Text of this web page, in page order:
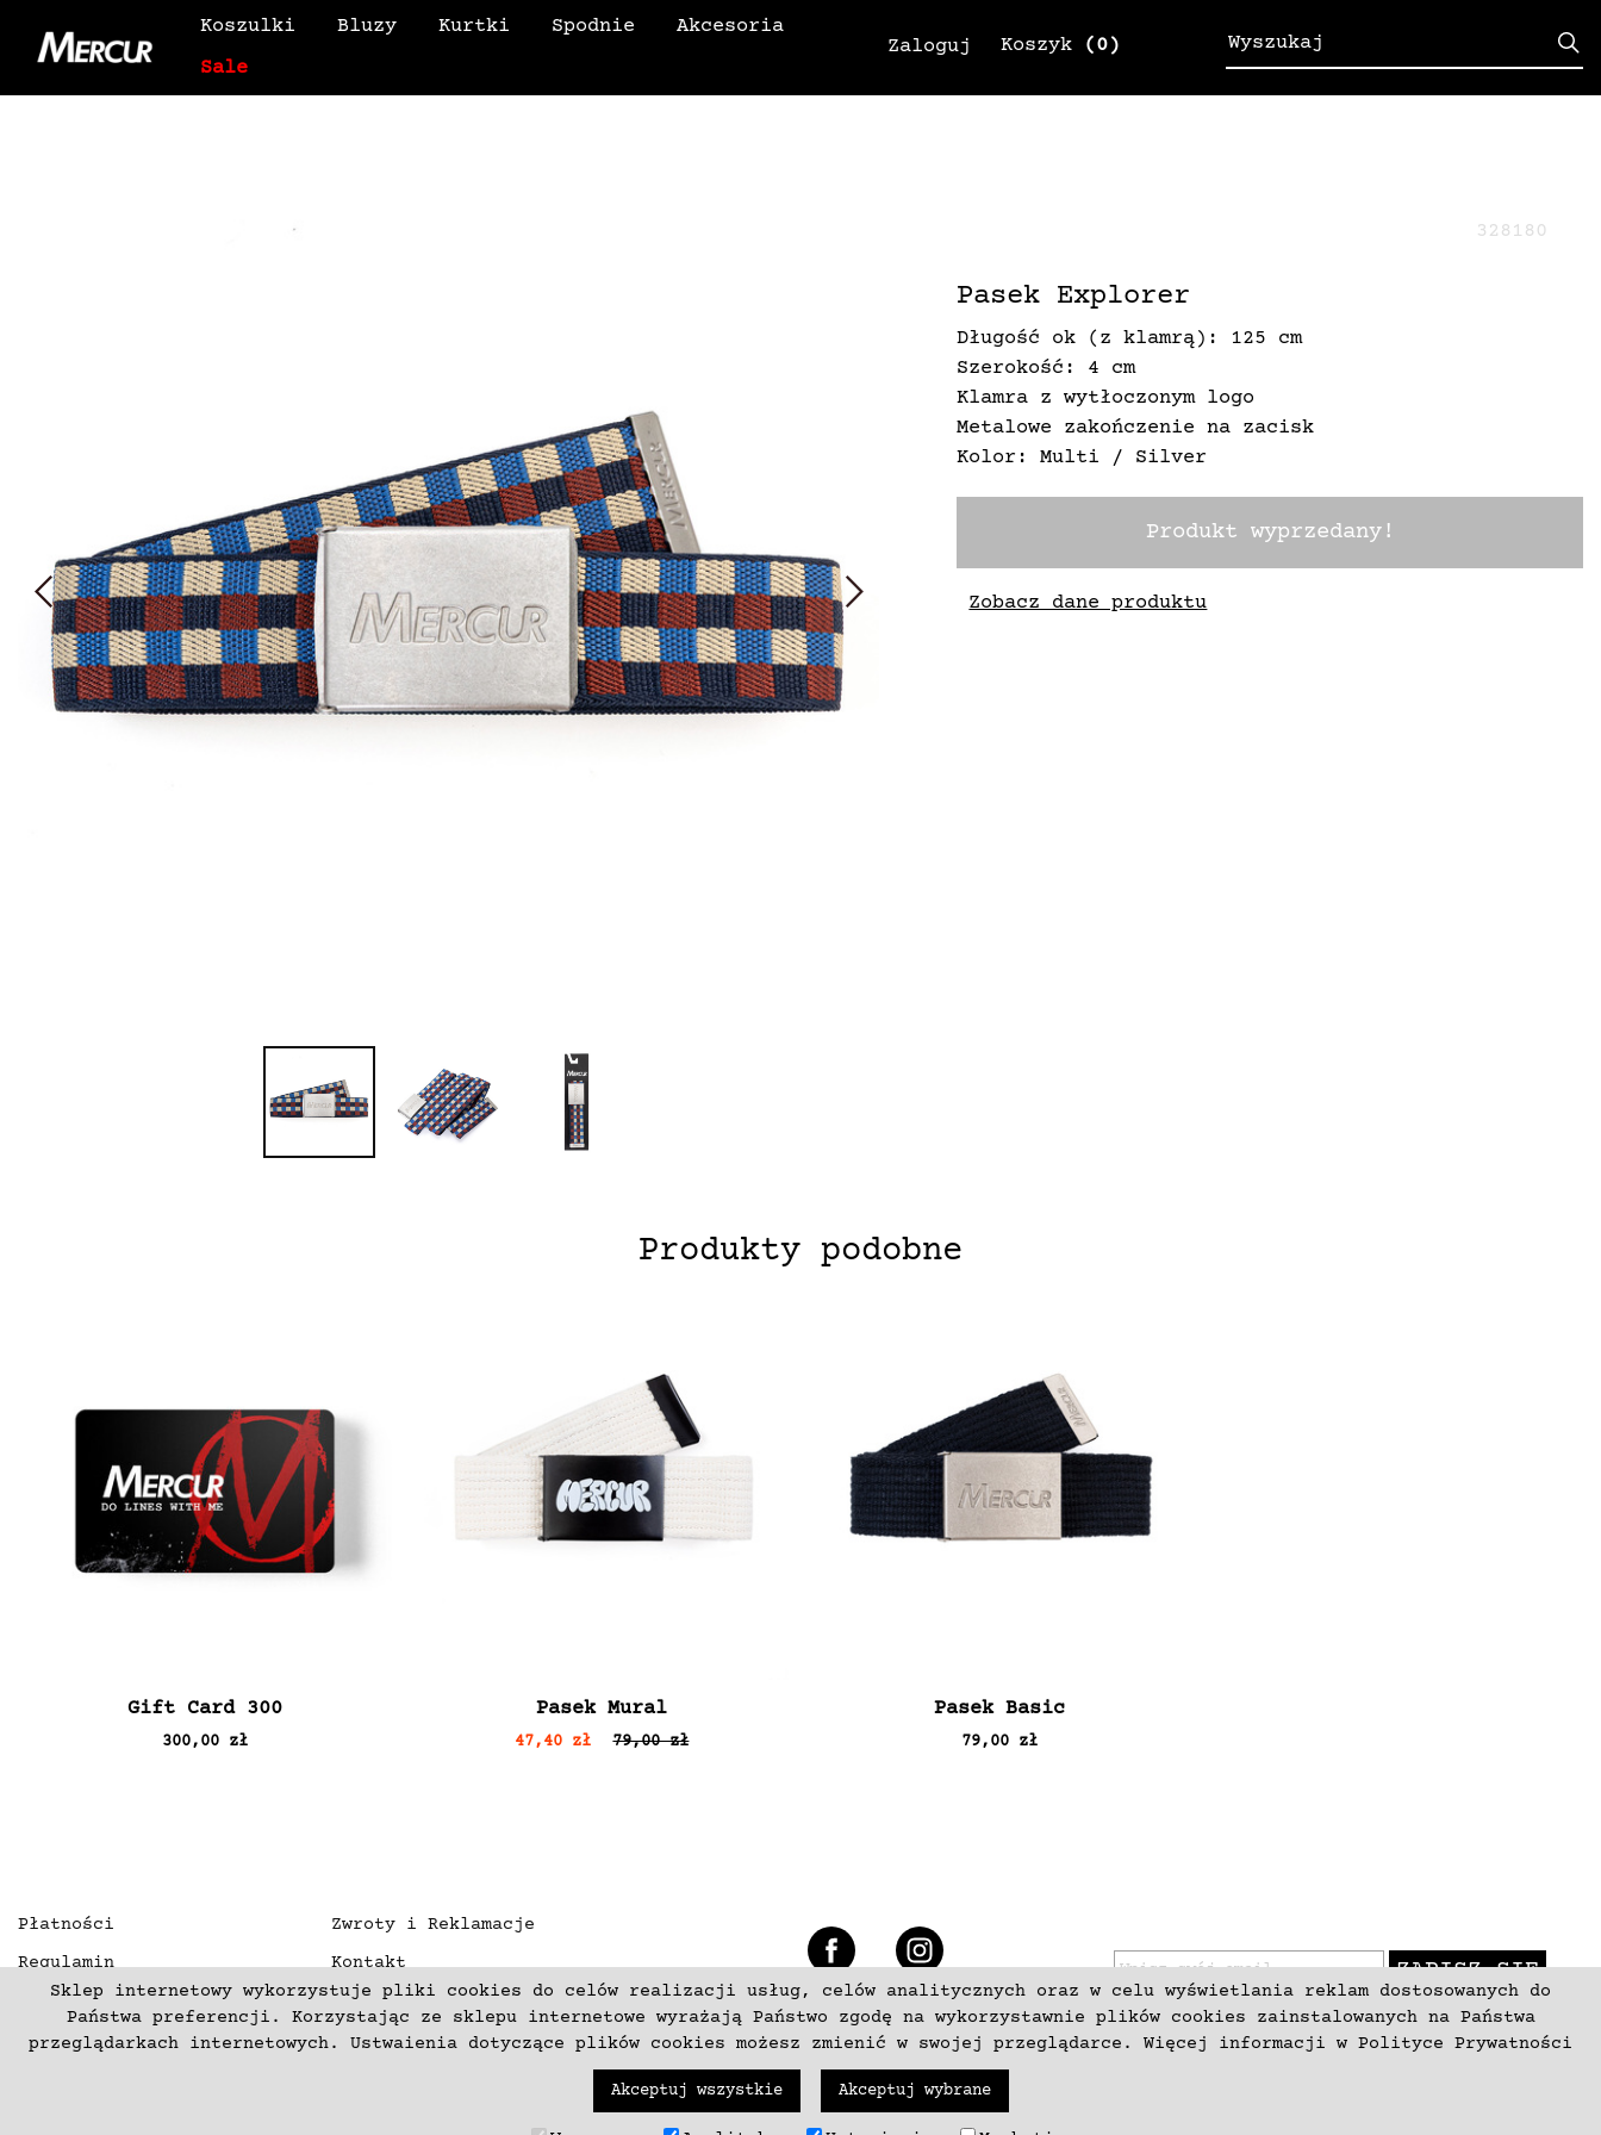
Sklep internetowy wykorzystuje pliki cookies do celów realizacji usług, celów analitycznych oraz w celu wyświetlania reklam dostosowanych do
Państwa preferencji. Korzystając ze sklepu internetowe wyrażają Państwo zgodę na wykorzystawnie plików cookies zainstalowanych na Państwa
przeglądarkach internetowych. Ustwaienia dotyczące plików cookies możesz zmienić w swojej przeglądarce. Więcej informacji w Polityce Prywatności
Akceptuj wszystkie Akceptuj wybrane
Koszyk (0)
Zaloguj
Koszulki Bluzy Kurtki Spodnie
Akcesoria
Sale
Pasek Explorer
328180
Długość ok (z klamrą): 125 cm
Szerokość: 4 cm
Klamra z wytłoczonym logo
Metalowe zakończenie na zacisk
Kolor: Multi / Silver
Produkt wyprzedany!
Zobacz dane produktu
Produkty podobne
Gift Card 300
300,00 zł
Pasek Mural
47,40 zł 79,00 zł
Pasek Basic
79,00 zł
ZAPISZ SIĘ
Płatności
Regulamin
Polityka prywatności
Deklaracja dostępności
Zwroty i Reklamacje
Kontakt
O nas
+48 537797700
(C) 2003-2026 Copyright mercurproject.com. Wszelkie prawa zastrzeżone. Wykonanieneki.pl